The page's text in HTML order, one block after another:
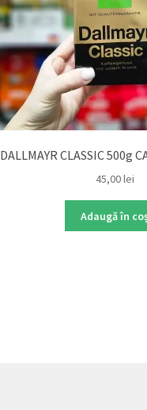
DALLMAYR CLASSIC 500g
45,00lei
Adaugă în